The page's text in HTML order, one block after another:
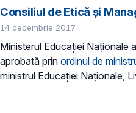
Consiliul de Etică și
14 decembrie 2017
Ministerul Educației Naționale
aprobată prin ordinul de
ministrul Educației Naționale,